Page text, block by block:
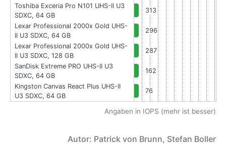
Toshiba Exceria Pro N101 UHS-II U3
SDXC, 64 GB
313
Lexar Professional 2000x Gold UHS-
II U3 SDXC, 64 GB
296
Lexar Professional 2000x Gold UHS-
II U3 SDXC, 128 GB
287
SanDisk Extreme PRO UHS-II U3
SDXC, 64 GB
162
Kingston Canvas React Plus UHS-II
U3 SDXC, 64 GB
76
Angaben in IOPS (mehr ist besser)
Autor: Patrick von Brunn, Stefan Boller